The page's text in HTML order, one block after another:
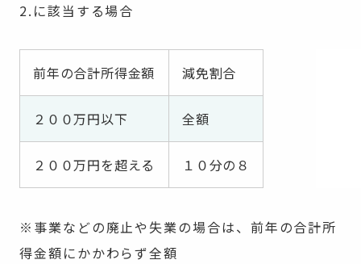
2.に該当する場合
前年の合計所得金額 減免割合
２００万円以下 全額
２００万円を超える １０分の８
※事業などの廃止や失業の場合は、前年の合計所
得金額にかかわらず全額